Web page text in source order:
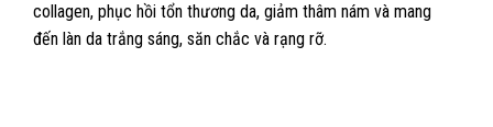
collagen, phục hồi tổn thương da, giảm thâm nám và mang
đến làn da trắng sáng, săn chắc và rạng rỡ.